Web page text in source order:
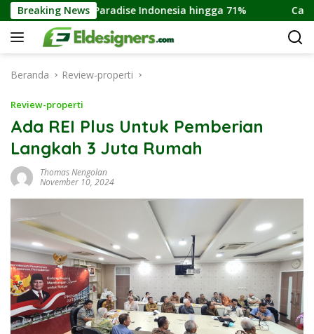
Langsung
ke
konten
Breaking News
Income Paradise Indonesia hingga 71% Cara
Beranda Review-properti
Review-properti
Ada REI Plus Untuk Pemberian
Langkah 3 Juta Rumah
Thomas Nengolan
November 10, 2024